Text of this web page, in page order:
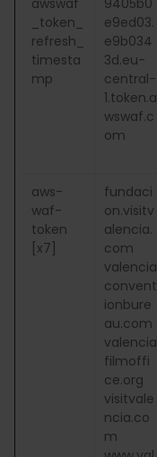
_token_
refresh_
timesta
mp
e9ed03.
e9b034
3d.eu-
central-
1.token.a
wswaf.c
om
aws-
waf-
token
[x7]
fundaci
on.visitv
alencia.
com
valencia
convent
ionbure
au.com
valencia
filmoffi
ce.org
visitvale
ncia.co
m